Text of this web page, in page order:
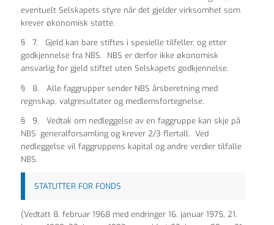
eventuelt Selskapets styre når det gjelder virksomhet som
krever økonomisk støtte.
§ 7. Gjeld kan bare stiftes i spesielle tilfeller, og etter
godkjennelse fra NBS. NBS er derfor ikke økonomisk
ansvarlig for gjeld stiftet uten Selskapets godkjennelse.
§ 8. Alle faggrupper sender NBS årsberetning med
regnskap, valgresultater og medlemsfortegnelse.
§ 9. Vedtak om nedleggelse av en faggruppe kan skje på
NBS´ generalforsamling og krever 2/3 flertall. Ved
nedleggelse vil faggruppens kapital og andre verdier tilfalle
NBS.
STATUTTER FOR FONDS
(Vedtatt 8. februar 1968 med endringer 16. januar 1975, 21.